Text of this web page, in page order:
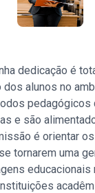
dedicação é
alunos no
pedagógicos
e são
é orientar
tornarem uma
educacionais